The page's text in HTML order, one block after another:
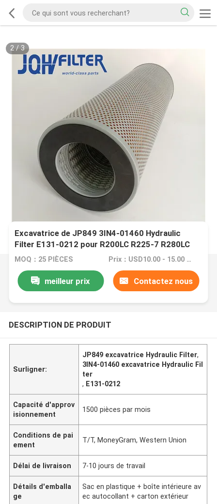
2/3
Excavatrice de JP849 3IN4-01460 Hydraulic
Filter E131-0212 pour R200LC R225-7 R280LC
MOQ：25 PIÈCES Prix：USD10.00 - 15.00 /PC
meilleur prix Contactez nous
DESCRIPTION DE PRODUIT
Surligner:
JP849 excavatrice Hydraulic Filter,
3IN4-01460 excavatrice Hydraulic Fil
ter
, E131-0212
Capacité d'approv
isionnement
1500 pièces par mois
Conditions de pai
ement
T/T, MoneyGram, Western Union
Délai de livraison 7-10 jours de travail
Détails d'emballa
ge
Sac en plastique + boîte intérieure av
ec autocollant + carton extérieur